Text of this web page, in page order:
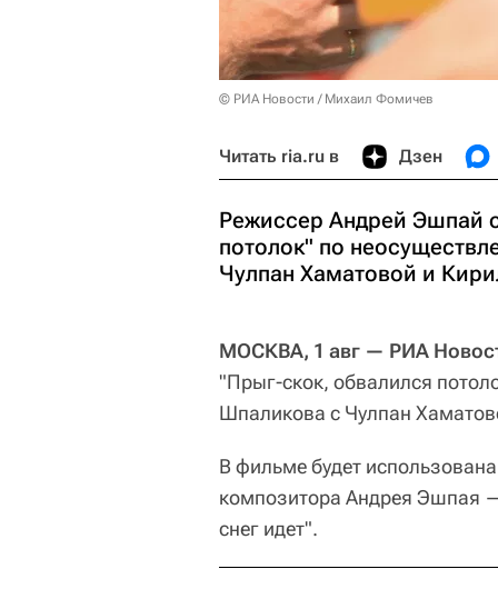
© РИА Новости / Михаил Фомичев
Читать ria.ru в Дзен
Режиссер Андрей Эшпай
потолок" по
Чулпан Хаматовой и
МОСКВА, 1 авг — РИА
"Прыг-скок, обвалился
Шпаликова с Чулпан
В фильме будет
композитора Андрея Эшпая
снег идет".